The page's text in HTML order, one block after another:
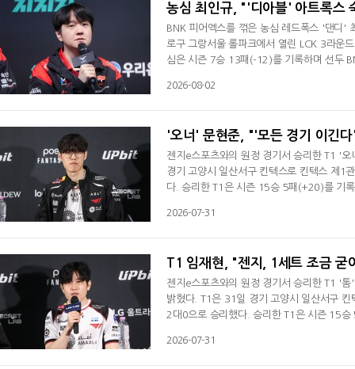
농심 최인규, "'디아블' 아트록스
BNK 피어엑스를 꺾은 농심 레드폭스 '댄디'
로구 그랑서울 롤파크에서 열린 LCK 3라운
심은 시즌 7승 13패(-12)를 기록하며 선두
했었고 이번에 좋은 기회가 온 거 같아서 선
2026-08-02
'오너' 문현준, "'모든 경기 이긴
젠지e스포츠와의 원정 경기서 승리한 T1 '
경기 고양시 일산서구 킨텍스로 킨텍스 제1
다. 승리한 T1은 시즌 15승 5패(+20)를 기
로 왔다"라며 "1세트는 잘했지만 2세트는 우
2026-07-31
T1 임재현, "젠지, 1세트 조금 굳
젠지e스포츠와의 원정 경기서 승리한 T1 '
밝혔다. T1은 31일 경기 고양시 일산서구
2대0으로 승리했다. 승리한 T1은 시즌 15
어 간 덕분에 승리할 수 있었다"면서 "2세트
2026-07-31